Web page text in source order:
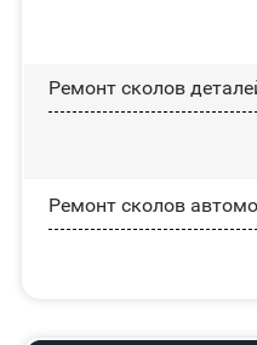
Ремонт сколов
Ремонт сколов